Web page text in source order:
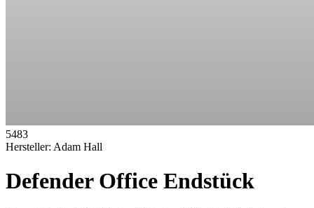
5483
Hersteller: Adam Hall
Defender Office Endstück